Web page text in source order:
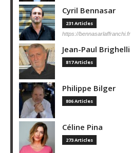
Cyril Bennasar
231 Articles
https://bennasarlaffranchi.fr
Jean-Paul Brighelli
817 Articles
Philippe Bilger
806 Articles
Céline Pina
273 Articles